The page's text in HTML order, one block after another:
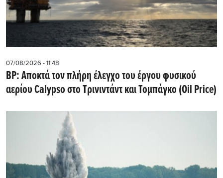
07/08/2026 - 11:48
BP: Αποκτά τον πλήρη έλεγχο του έργου φυσικού
αερίου Calypso στο Τρινιντάντ και Τομπάγκο (Oil Price)